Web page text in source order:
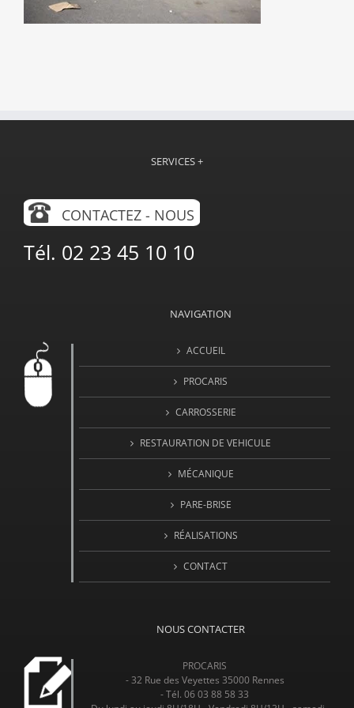
SERVICES +
CONTACTEZ - NOUS
Tél. 02 23 45 10 10
NAVIGATION
ACCUEIL
PROCARIS
CARROSSERIE
RESTAURATION DE VEHICULE
MÉCANIQUE
PARE-BRISE
RÉALISATIONS
CONTACT
NOUS CONTACTER
PROCARIS
- 32 Rue des Veyettes 35000 Rennes
- Tél. 06 03 88 58 33